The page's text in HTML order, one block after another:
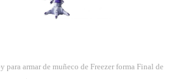
para armar de muñeco de Freezer forma Final de